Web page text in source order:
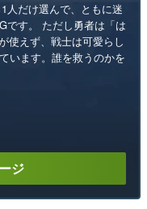
人だけ選んで、ともに迷
です。 ただし勇者は「は
使えず、戦士は可愛らし
います。誰を救うのかを
ジ